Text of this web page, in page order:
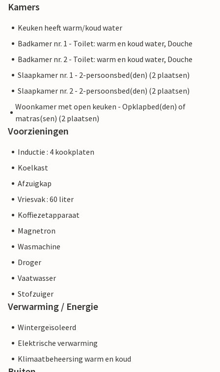
Kamers
Keuken heeft warm/koud water
Badkamer nr. 1 - Toilet: warm en koud water, Douche
Badkamer nr. 2 - Toilet: warm en koud water, Douche
Slaapkamer nr. 1 - 2-persoonsbed(den) (2 plaatsen)
Slaapkamer nr. 2 - 2-persoonsbed(den) (2 plaatsen)
Woonkamer met open keuken - Opklapbed(den) of
matras(sen) (2 plaatsen)
Voorzieningen
Inductie : 4 kookplaten
Koelkast
Afzuigkap
Vriesvak : 60 liter
Koffiezetapparaat
Magnetron
Wasmachine
Droger
Vaatwasser
Stofzuiger
Verwarming / Energie
Wintergeïsoleerd
Elektrische verwarming
Klimaatbeheersing warm en koud